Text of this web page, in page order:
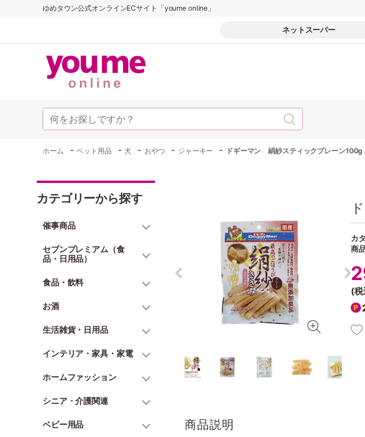
ゆめタウン公式オンラインECサイト「youme online」
ネットスーパー
ホーム -ペット用品 -犬 - おやつ - ジャーキー - ドギーマン 絹紗スティックプレーン100g
カテゴリーから探す
催事商品
セブンプレミアム（食
品・日用品）
食品・飲料
お酒
生活雑貨・日用品
インテリア・家具・家電
ホームファッション
シニア・介護関連
ベビー用品
カ
商
(
商品説明